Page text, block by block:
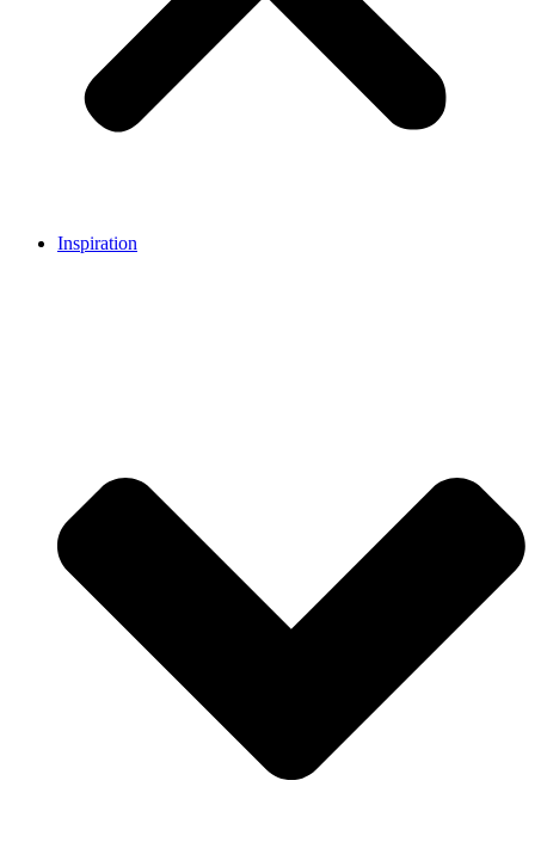
Inspiration